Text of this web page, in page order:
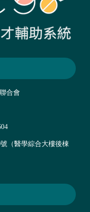
合會
（醫學綜合大樓後棟